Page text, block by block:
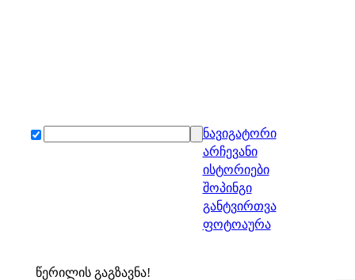
ნავიგატორი
არჩევანი
ისტორიები
შოპინგი
განტვირთვა
ფოტოაურა
წერილის გაგზავნა!